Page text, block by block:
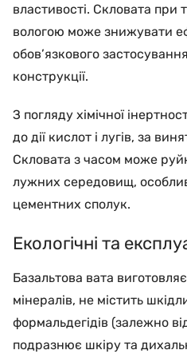
властивості. Скловата при
вологою може знижувати
обов’язкового
конструкції.
З погляду хімічної
до дії кислот і лугів, за
Скловата з часом може
лужних середовищ,
цементних сполук.
Екологічні та
Базальтова вата
мінералів, не містить
формальдегідів (залежно
подразнює шкіру та